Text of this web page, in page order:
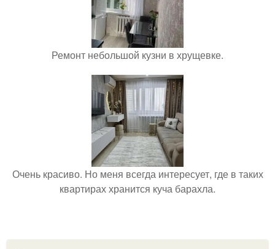
Ремонт небольшой кузни в хрущевке.
Очень красиво. Но меня всегда интересует, где в таких
квартирах хранится куча барахла.